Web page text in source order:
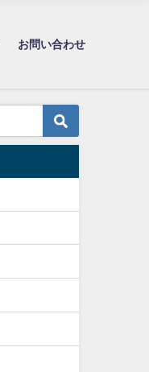
お問い合わせ